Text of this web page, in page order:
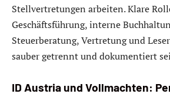
Stellvertretungen arbeiten. Klare
Geschäftsführung, interne
Steuerberatung, Vertretung und
sauber getrennt und dokumentiert
ID Austria und Vollmachten: